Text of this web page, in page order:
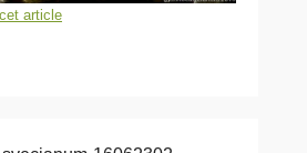
article